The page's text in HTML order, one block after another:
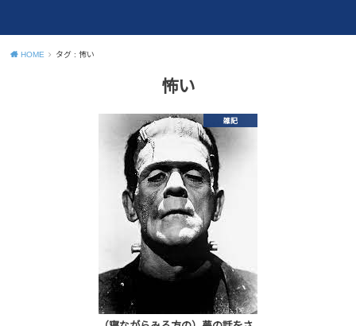
HOME タグ : 怖い
怖い
雑記